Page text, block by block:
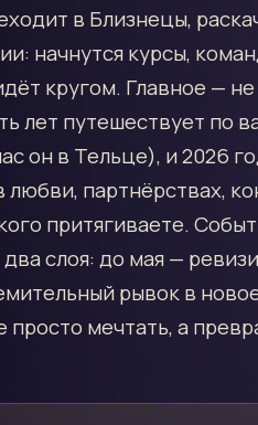
в Близнецы,
начнутся курсы,
кругом. Главное — не
лет путешествует по
он в Тельце), и 2026
партнёрствах,
притягиваете.
слоя: до мая —
рывок в
просто мечтать, а